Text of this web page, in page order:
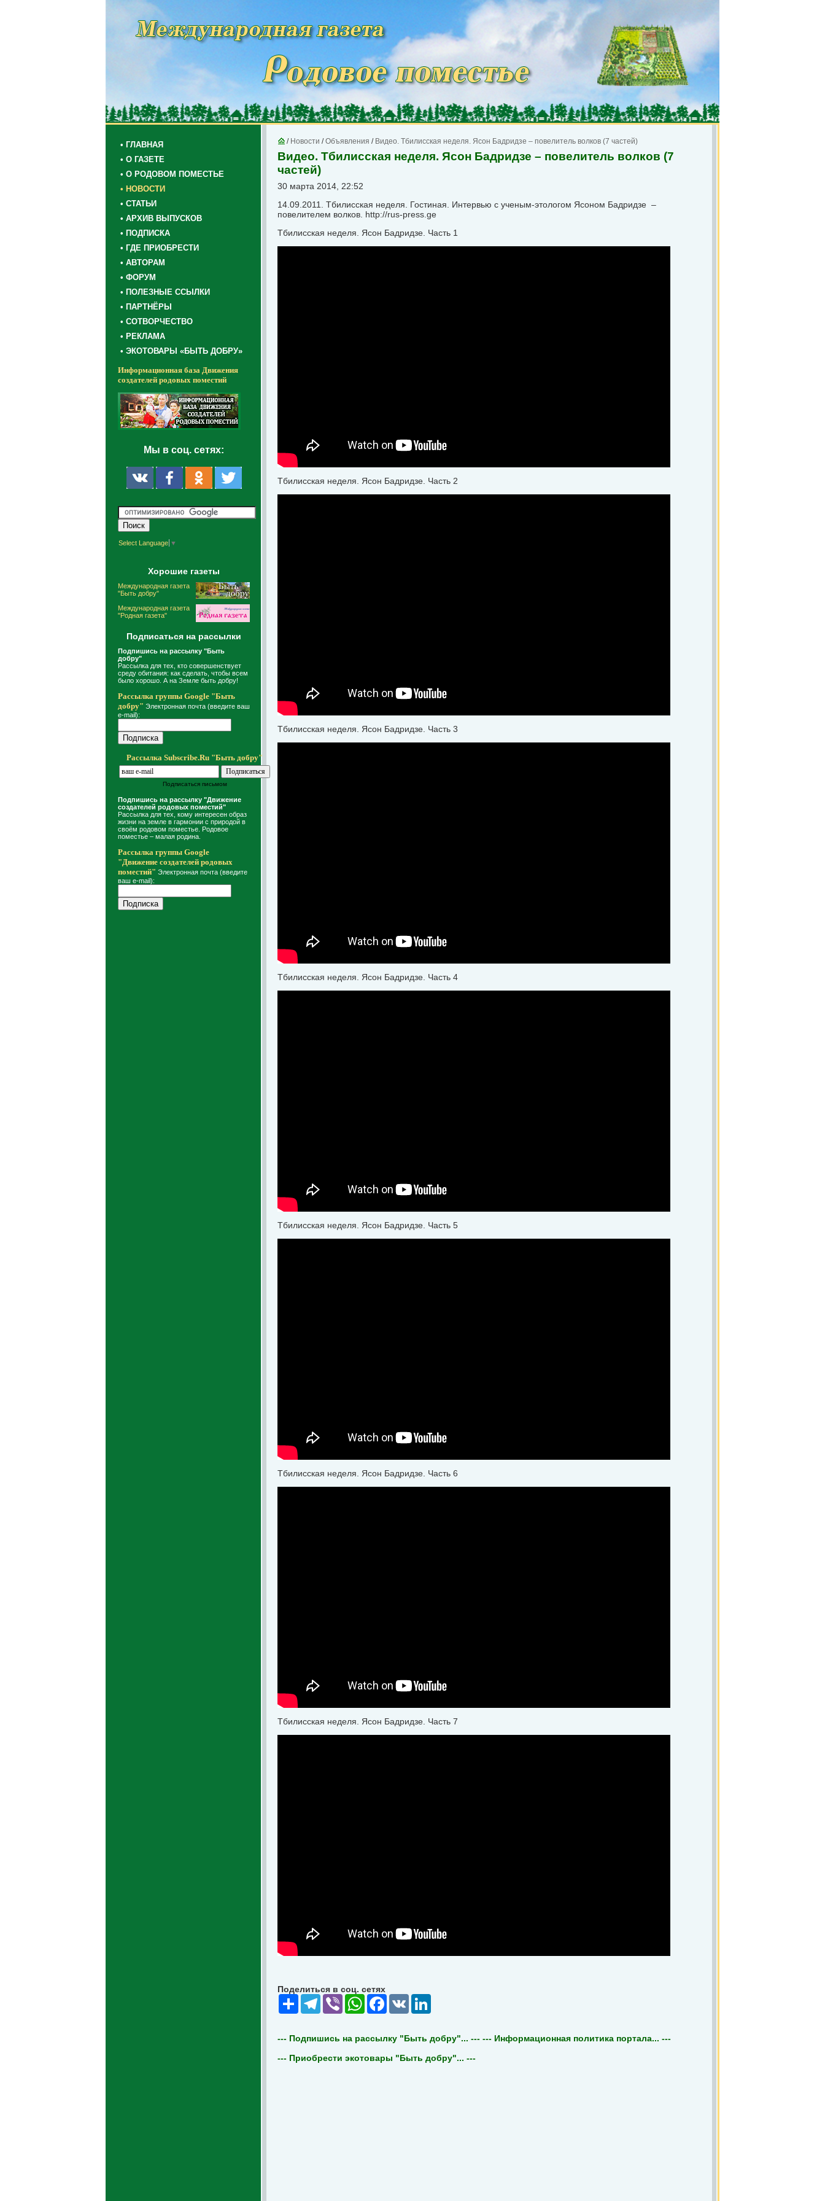
• ГЛАВНАЯ
• О ГАЗЕТЕ
• О РОДОВОМ ПОМЕСТЬЕ
• НОВОСТИ
• СТАТЬИ
• АРХИВ ВЫПУСКОВ
• ПОДПИСКА
• ГДЕ ПРИОБРЕСТИ
• АВТОРАМ
• ФОРУМ
• ПОЛЕЗНЫЕ ССЫЛКИ
• ПАРТНЁРЫ
• СОТВОРЧЕСТВО
• РЕКЛАМА
• ЭКОТОВАРЫ «БЫТЬ ДОБРУ»
Информационная база Движения
создателей родовых поместий
Мы в соц. сетях:
Select Language ▼
Хорошие газеты
Международная газета
"Быть добру"
Международная газета
"Родная газета"
Подписаться на рассылки
Подпишись на рассылку "Быть
добру"
Рассылка для тех, кто совершенствует
среду обитания: как сделать, чтобы всем
было хорошо. А на Земле быть добру!
Рассылка группы Google "Быть
добру" Электронная почта (введите ваш
e-mail):
Рассылка Subscribe.Ru "Быть добру"
Подписаться письмом
Подпишись на рассылку "Движение
создателей родовых поместий"
Рассылка для тех, кому интересен образ
жизни на земле в гармонии с природой в
своём родовом поместье. Родовое
поместье – малая родина.
Рассылка группы Google
"Движение создателей родовых
поместий" Электронная почта (введите
ваш e-mail):
/ Новости /Объявления / Видео. Тбилисская неделя. Ясон Бадридзе – повелитель волков (7 частей)
Видео. Тбилисская неделя. Ясон Бадридзе – повелитель волков (7
частей)
30 марта 2014, 22:52
14.09.2011. Тбилисская неделя. Гостиная. Интервью с ученым-этологом Ясоном Бадридзе –
повелителем волков. http://rus-press.ge
Тбилисская неделя. Ясон Бадридзе. Часть 1
Тбилисская неделя. Ясон Бадридзе. Часть 2
Тбилисская неделя. Ясон Бадридзе. Часть 3
Тбилисская неделя. Ясон Бадридзе. Часть 4
Тбилисская неделя. Ясон Бадридзе. Часть 5
Тбилисская неделя. Ясон Бадридзе. Часть 6
Тбилисская неделя. Ясон Бадридзе. Часть 7
Поделиться в соц. сетях
Share Telegram
Viber WhatsAppFacebook
VK
--- Подпишись на рассылку "Быть добру"... --- --- Информационная политика портала... ---
--- Приобрести экотовары "Быть добру"... ---